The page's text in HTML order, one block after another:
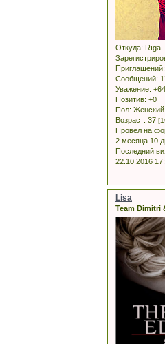
Откуда: Rīga
Приглашений:
Сообщений:
Уважение: +64
Позитив: +0
Пол: Женский
Возраст: 37
Провел на
2 месяца 10
Последний
22.10.2016
Lisa
Team Dimitri